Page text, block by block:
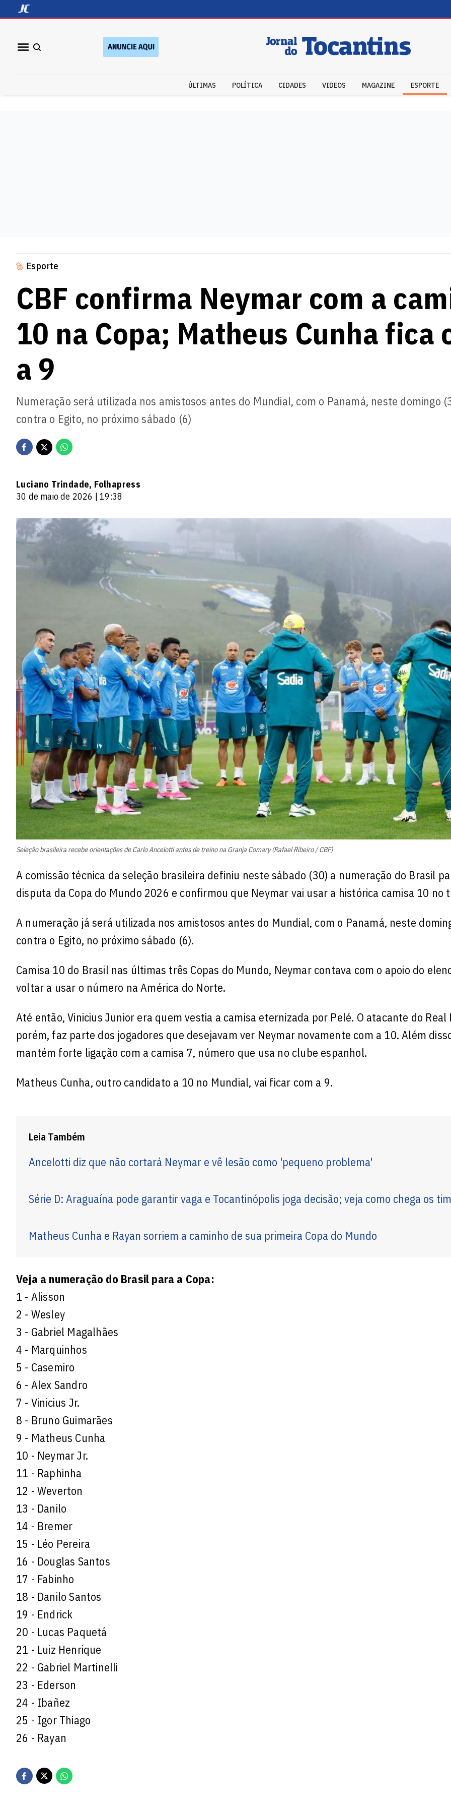
ÚLTIMAS POLÍTICA CIDADES VIDEOS MAGAZINE ESPORTE
Esporte
CBF confirma Neymar com a
10 na Copa; Matheus Cunha fica
a 9
Numeração será utilizada nos amistosos antes do Mundial, com o Panamá, neste domingo
contra o Egito, no próximo sábado (6)
Luciano Trindade, Folhapress
30 de maio de 2026 | 19:38
Seleção brasileira recebe orientações de Carlo Ancelotti antes de treino na Granja Comary (Rafael Ribeiro / CBF)
A comissão técnica da seleção brasileira definiu neste sábado (30) a numeração do Brasil
disputa da Copa do Mundo 2026 e confirmou que Neymar vai usar a histórica camisa 10 no
A numeração já será utilizada nos amistosos antes do Mundial, com o Panamá, neste
contra o Egito, no próximo sábado (6).
Camisa 10 do Brasil nas últimas três Copas do Mundo, Neymar contava com o apoio do
voltar a usar o número na América do Norte.
Até então, Vinicius Junior era quem vestia a camisa eternizada por Pelé. O atacante do Real
porém, faz parte dos jogadores que desejavam ver Neymar novamente com a 10. Além
mantém forte ligação com a camisa 7, número que usa no clube espanhol.
Matheus Cunha, outro candidato a 10 no Mundial, vai ficar com a 9.
Leia Também
Ancelotti diz que não cortará Neymar e vê lesão como 'pequeno problema'
Série D: Araguaína pode garantir vaga e Tocantinópolis joga decisão; veja como chega os
Matheus Cunha e Rayan sorriem a caminho de sua primeira Copa do Mundo
Veja a numeração do Brasil para a Copa:
1 - Alisson
2 - Wesley
3 - Gabriel Magalhães
4 - Marquinhos
5 - Casemiro
6 - Alex Sandro
7 - Vinicius Jr.
8 - Bruno Guimarães
9 - Matheus Cunha
10 - Neymar Jr.
11 - Raphinha
12 - Weverton
13 - Danilo
14 - Bremer
15 - Léo Pereira
16 - Douglas Santos
17 - Fabinho
18 - Danilo Santos
19 - Endrick
20 - Lucas Paquetá
21 - Luiz Henrique
22 - Gabriel Martinelli
23 - Ederson
24 - Ibañez
25 - Igor Thiago
26 - Rayan